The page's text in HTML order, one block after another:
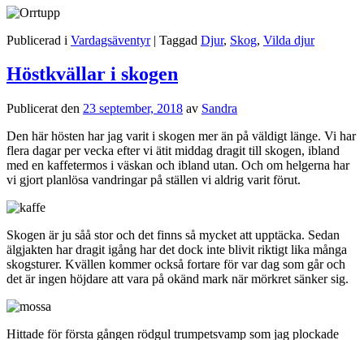
Publicerad i Vardagsäventyr| Taggad Djur, Skog, Vilda djur
Höstkvällar i skogen
Publicerat den 23 september, 2018 av Sandra
Den här hösten har jag varit i skogen mer än på väldigt länge. Vi har
flera dagar per vecka efter vi ätit middag dragit till skogen, ibland
med en kaffetermos i väskan och ibland utan. Och om helgerna har
vi gjort planlösa vandringar på ställen vi aldrig varit förut.
Skogen är ju såå stor och det finns så mycket att upptäcka. Sedan
älgjakten har dragit igång har det dock inte blivit riktigt lika många
skogsturer. Kvällen kommer också fortare för var dag som går och
det är ingen höjdare att vara på okänd mark när mörkret sänker sig.
Hittade för första gången rödgul trumpetsvamp som jag plockade